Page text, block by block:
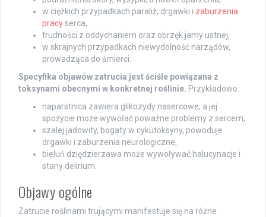
w ciężkich przypadkach paraliż, drgawki i zaburzenia
pracyserca,
trudności z oddychaniem oraz obrzęk jamy ustnej,
w skrajnych przypadkach niewydolność narządów,
prowadząca do śmierci.
Specyfika objawów zatrucia jest ściśle powiązana z
toksynami obecnymi w konkretnej roślinie. Przykładowo:
naparstnica zawiera glikozydy nasercowe, a jej
spożycie może wywołać poważne problemy z sercem,
szalej jadowity, bogaty w cykutoksyny, powoduje
drgawki i zaburzenia neurologiczne,
bieluń dziędzierzawa może wywoływać halucynacje i
stany delirium.
Objawy ogólne
Zatrucie roślinami trującymi manifestuje się na różne